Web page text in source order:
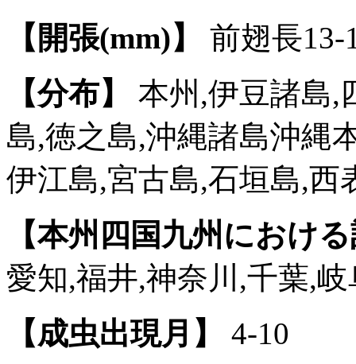
【開張(mm)】
前翅長13-
【分布】
本州,伊豆諸島,
島,徳之島,沖縄諸島沖縄
伊江島,宮古島,石垣島,西
【本州四国九州におけ
愛知,福井,神奈川,千葉,
【成虫出現月】
4-10